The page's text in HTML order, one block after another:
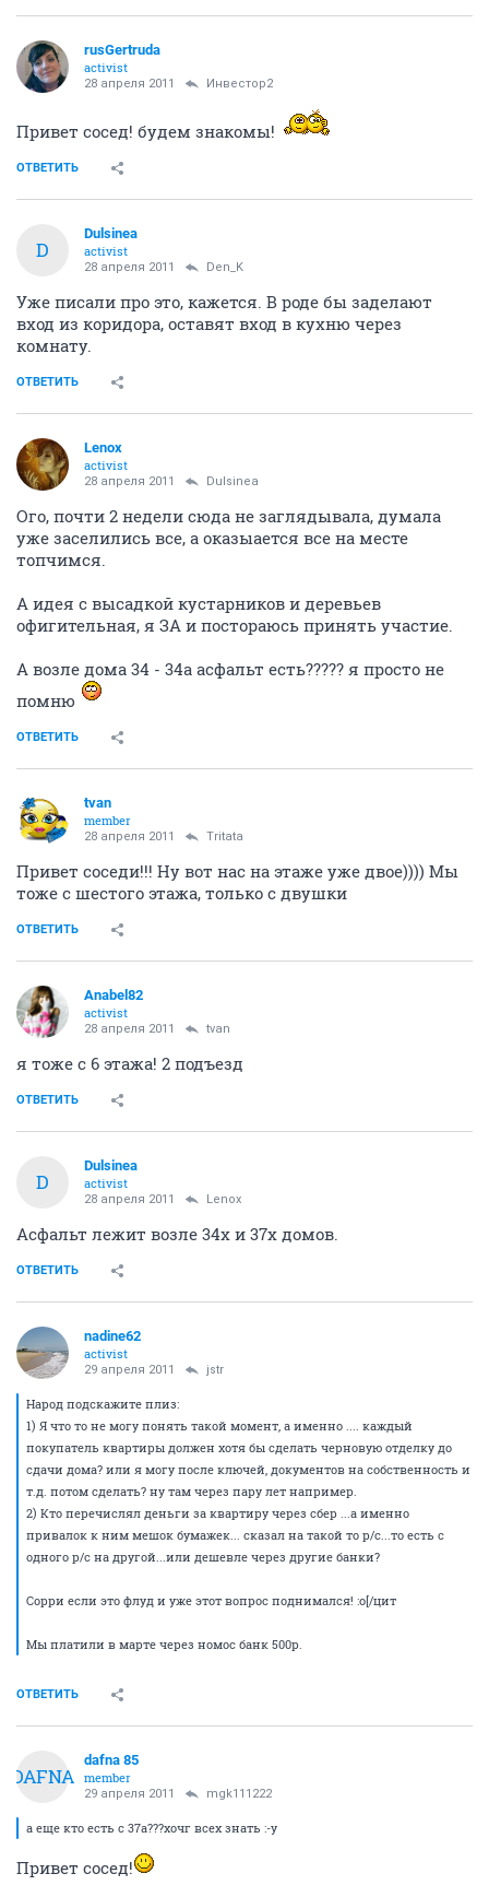
rusGertruda
activist
28 апреля 2011 Инвестор2
Привет сосед! будем знакомы!
ОТВЕТИТЬ
D
Dulsinea
activist
28 апреля 2011 Den_K
Уже писали про это, кажется. В роде бы заделают
вход из коридора, оставят вход в кухню через
комнату.
ОТВЕТИТЬ
Lenox
activist
28 апреля 2011 Dulsinea
Ого, почти 2 недели сюда не заглядывала, думала
уже заселились все, а оказыается все на месте
топчимся.
А идея с высадкой кустарников и деревьев
офигительная, я ЗА и постораюсь принять участие.
А возле дома 34 - 34а асфальт есть????? я просто не
помню
ОТВЕТИТЬ
tvan
member
28 апреля 2011 Tritata
Привет соседи!!! Ну вот нас на этаже уже двое)))) Мы
тоже с шестого этажа, только с двушки
ОТВЕТИТЬ
Anabel82
activist
28 апреля 2011 tvan
я тоже с 6 этажа! 2 подъезд
ОТВЕТИТЬ
D
Dulsinea
activist
28 апреля 2011 Lenox
Асфальт лежит возле 34х и 37х домов.
ОТВЕТИТЬ
nadine62
activist
29 апреля 2011 jstr
Народ подскажите плиз:
1) Я что то не могу понять такой момент, а именно .... каждый
покупатель квартиры должен хотя бы сделать черновую отделку до
сдачи дома? или я могу после ключей, документов на собственность и
т.д. потом сделать? ну там через пару лет например.
2) Кто перечислял деньги за квартиру через сбер ...а именно
привалок к ним мешок бумажек... сказал на такой то р/с...то есть с
одного р/с на другой...или дешевле через другие банки?
Сорри если это флуд и уже этот вопрос поднимался! :o[/цит
Мы платили в марте через номос банк 500р.
ОТВЕТИТЬ
DAFNA
dafna 85
member
29 апреля 2011 mgk111222
а еще кто есть с 37а???хочг всех знать :-y
Привет сосед!